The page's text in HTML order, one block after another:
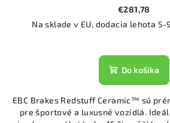
€281,78
Na sklade v EU, dodacia lehota
Do košíka
EBC Brakes Redstuff Ceramic™ sú
pre športové a luxusné vozidlá.